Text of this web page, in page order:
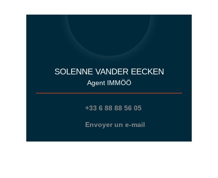
SOLENNE VANDER EECKEN
Agent IMMÖÖ
+33 6 88 88 56 05
Envoyer un e-mail